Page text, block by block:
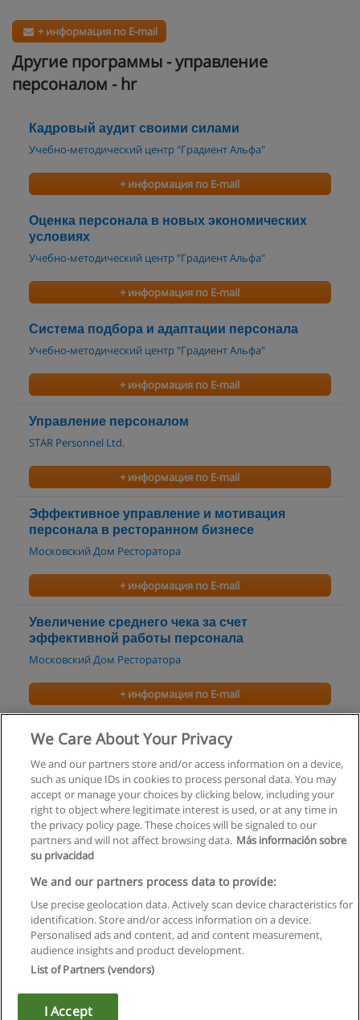
+ информация по E-mail
Другие программы - управление
персоналом - hr
Кадровый аудит своими силами
Учебно-методический центр "Градиент Альфа"
+ информация по E-mail
Оценка персонала в новых экономических
условиях
Учебно-методический центр "Градиент Альфа"
+ информация по E-mail
Система подбора и адаптации персонала
Учебно-методический центр "Градиент Альфа"
+ информация по E-mail
Управление персоналом
STAR Personnel Ltd.
+ информация по E-mail
Эффективное управление и мотивация
персонала в ресторанном бизнесе
Московский Дом Ресторатора
+ информация по E-mail
Увеличение среднего чека за счет
эффективной работы персонала
Московский Дом Ресторатора
+ информация по E-mail
УПРАВЛЕНИЕ ПЕРСОНАЛОМ КОМПАНИИ
+ информация по E-mail
Правила пользования
Конфиденциальность информации
Напишите Educaedu
Copyright © Educaedu Business S.L. - CIF : B-95610580: -
We Care About Your Privacy
We and our partners store and/or access information on a device,
such as unique IDs in cookies to process personal data. You may
accept or manage your choices by clicking below, including your
right to object where legitimate interest is used, or at any time in
the privacy policy page. These choices will be signaled to our
partners and will not affect browsing data. Más información sobre
su privacidad
We and our partners process data to provide:
Use precise geolocation data. Actively scan device characteristics for
identification. Store and/or access information on a device.
Personalised ads and content, ad and content measurement,
audience insights and product development.
List of Partners (vendors)
I Accept